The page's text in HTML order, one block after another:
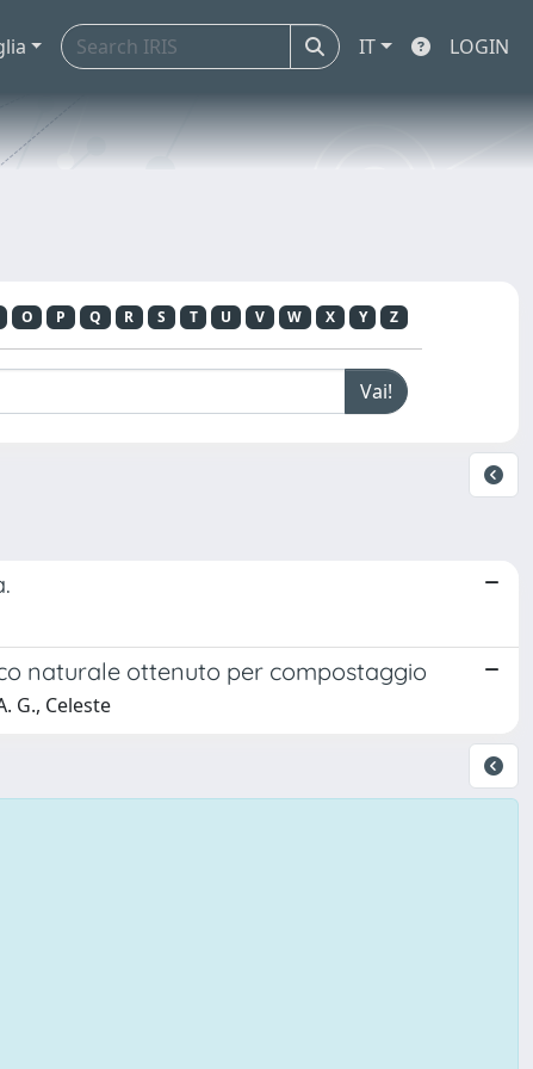
IT LOGIN
O P Q R S T U V W X Y Z
naturale ottenuto per compostaggio
G., Celeste